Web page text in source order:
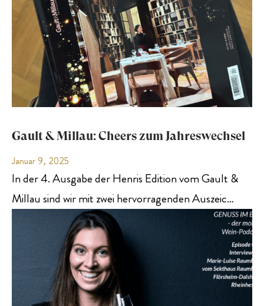
Gault & Millau: Cheers zum Jahreswechsel
Januar 9, 2025
In der 4. Ausgabe der Henris Edition vom Gault &
Millau sind wir mit zwei hervorragenden Auszeic…